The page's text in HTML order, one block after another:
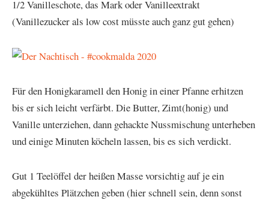
1/2 Vanilleschote, das Mark oder Vanilleextrakt
(Vanillezucker als low cost müsste auch ganz gut gehen)
Für den Honigkaramell den Honig in einer Pfanne erhitzen
bis er sich leicht verfärbt. Die Butter, Zimt(honig) und
Vanille unterziehen, dann gehackte Nussmischung unterheben
und einige Minuten köcheln lassen, bis es sich verdickt.
Gut 1 Teelöffel der heißen Masse vorsichtig auf je ein
abgekühltes Plätzchen geben (hier schnell sein, denn sonst